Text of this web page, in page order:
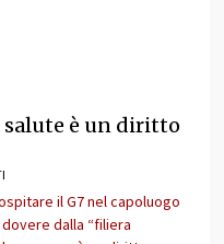
salute è un diritto
il G7 nel capoluogo
dalla “filiera